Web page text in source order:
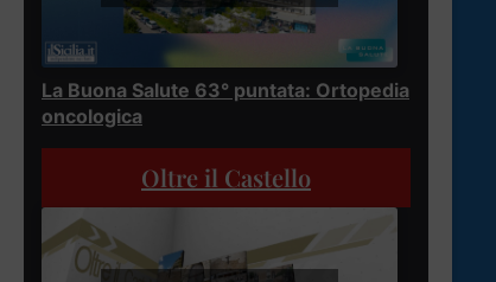
La Buona Salute 63° puntata: Ortopedia
oncologica
Oltre il Castello